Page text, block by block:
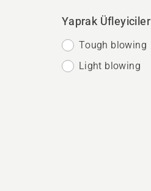
Yaprak Üfleyiciler
Tough blowing
Light blowing